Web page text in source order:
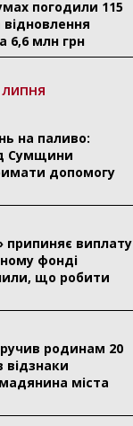
погодили 115
6,6 млн грн
на паливо:
Сумщини
допомогу
припиняє виплату
фонді
що робити
родинам 20
відзнаки
міста